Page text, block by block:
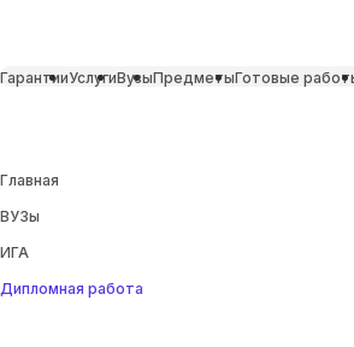
ГарантииУслугиВузыПредметыГотовые
Главная
ВУЗы
ИГА
Дипломная работа